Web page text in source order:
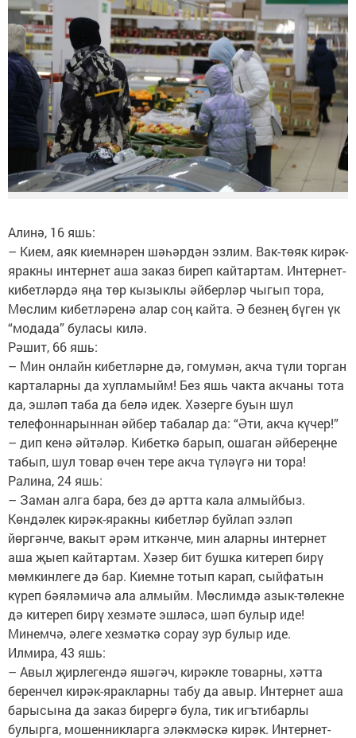
Алинә, 16 яшь:
– Кием, аяк киемнәрен шәһәрдән эзлим. Вак-төяк кирәк-
яракны интернет аша заказ биреп кайтартам. Интернет-
кибетләрдә яңа төр кызыклы әйберләр чыгып тора,
Мөслим кибетләренә алар соң кайта. Ә безнең бүген үк
“модада” буласы килә.
Рәшит, 66 яшь:
– Мин онлайн кибетләрне дә, гомумән, акча түли торган
карталарны да хупламыйм! Без яшь чакта акчаны тота
да, эшләп таба да белә идек. Хәзерге буын шул
телефоннарыннан әйбер табалар да: “Әти, акча күчер!”
– дип кенә әйтәләр. Кибеткә барып, ошаган әйбереңне
табып, шул товар өчен тере акча түләүгә ни тора!
Ралина, 24 яшь:
– Заман алга бара, без дә артта кала алмыйбыз.
Көндәлек кирәк-яракны кибетләр буйлап эзләп
йөргәнче, вакыт әрәм иткәнче, мин аларны интернет
аша җыеп кайтартам. Хәзер бит бушка китереп бирү
мөмкинлеге дә бар. Киемне тотып карап, сыйфатын
күреп бәяләмичә ала алмыйм. Мөслимдә азык-төлекне
дә китереп бирү хезмәте эшләсә, шәп булыр иде!
Минемчә, әлеге хезмәткә сорау зур булыр иде.
Илмира, 43 яшь:
– Авыл җирлегендә яшәгәч, кирәкле товарны, хәтта
беренчел кирәк-яракларны табу да авыр. Интернет аша
барысына да заказ бирергә була, тик игътибарлы
булырга, мошенникларга эләкмәскә кирәк. Интернет-